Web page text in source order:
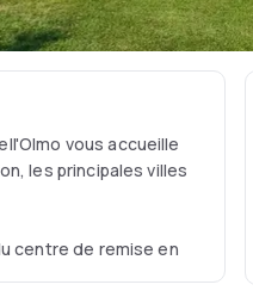
vous accueille
les principales villes
centre de remise en